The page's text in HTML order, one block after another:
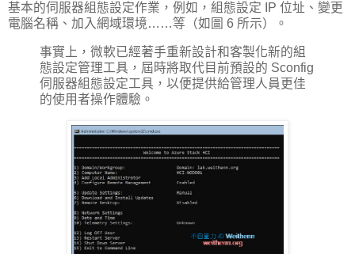
基本的伺服器組態設定作業，例如，組態設定 IP 位址、變更
電腦名稱、加入網域環境……等（如圖 6 所示）。
事實上，微軟已經著手重新設計和客製化新的組
態設定管理工具，屆時將取代目前預設的 Sconfig
伺服器組態設定工具，以便提供給管理人員更佳
的使用者操作體驗。